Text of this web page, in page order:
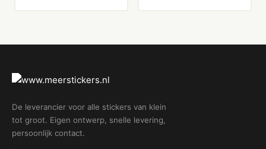
De leverancier voor alle stickers van klein
tot groot. Eigen ontwerp, snelle levering,
persoonlijk contact.